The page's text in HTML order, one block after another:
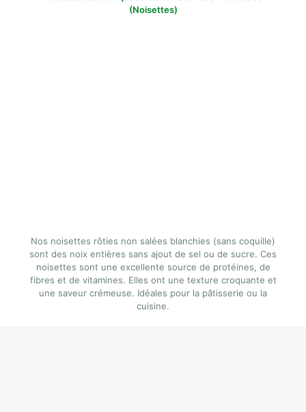
(Noisettes)
Nos noisettes rôties non salées blanchies (sans coquille)
sont des noix entières sans ajout de sel ou de sucre. Ces
noisettes sont une excellente source de protéines, de
fibres et de vitamines. Elles ont une texture croquante et
une saveur crémeuse. Idéales pour la pâtisserie ou la
cuisine.